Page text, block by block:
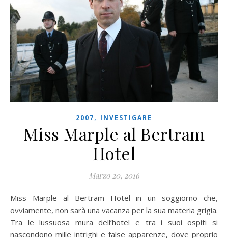
2007, INVESTIGARE
Miss Marple al Bertram
Hotel
Marzo 20, 2016
Miss Marple al Bertram Hotel in un soggiorno che,
ovviamente, non sarà una vacanza per la sua materia grigia.
Tra le lussuosa mura dell’hotel e tra i suoi ospiti si
nascondono mille intrighi e false apparenze, dove proprio